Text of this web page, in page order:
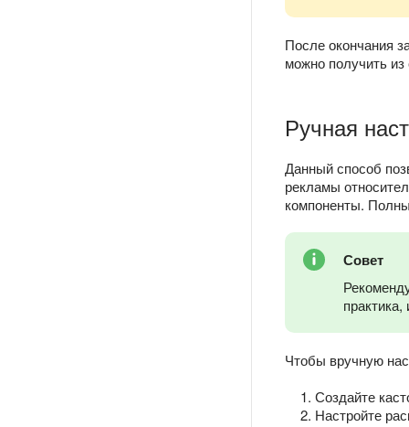
После окончания
можно получить
Ручная
Данный способ
рекламы
компоненты.
Совет
Чтобы вручную
Создайте
Настройте